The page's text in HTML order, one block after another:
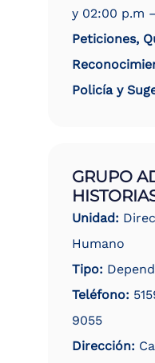
y 02:00 p.m
Peticiones,
Policía y
GRUPO
Unidad:
Humano
Tipo:
Teléfono:
9055
Dirección: